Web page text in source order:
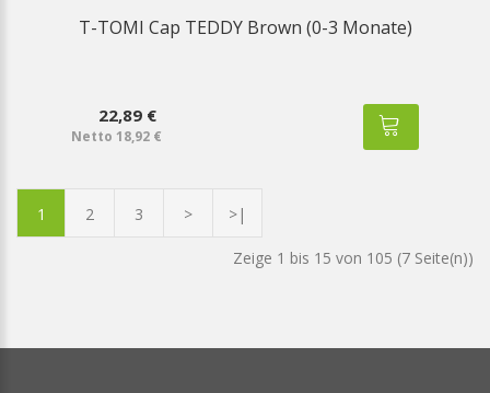
T-TOMI Cap TEDDY Brown (0-3 Monate)
22,89 €
Netto 18,92 €
1 2 3 > >|
Zeige 1 bis 15 von 105 (7 Seite(n))